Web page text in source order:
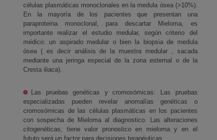
células plasmáticas monoclonales en la medula ósea (>10%).
En la mayoría de los pacientes que presentan una
paraproteina monoclonal, para descartar Mieloma, es
importante realizar el estudio medular, según criterio del
médico: un aspirado medular o bien la biopsia de medula
ósea ( es decir análisis de la muestra medular , sacada
mediante una jeringa especial de la zona esternal o de la
Cresta iliaca).
Las pruebas genéticas y cromosómicas: Las pruebas
especializadas pueden revelar anomalías genéticas o
cromosómicas de las células plasmáticas en los pacientes
con sospecha de Mieloma al diagnostico. Las alteraciones
citogenéticas, tiene valor pronostico en mieloma y en el
fututo será un factor para decisiones terapéuticas.